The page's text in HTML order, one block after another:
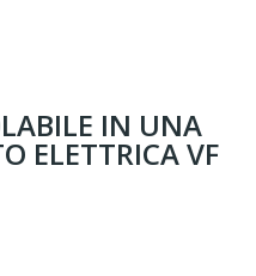
IN UNA
ELETTRICA VF